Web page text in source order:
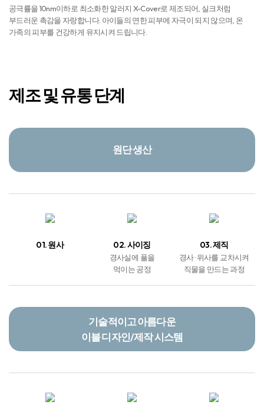
공극률을 10nm이하로 최소화한 알러지 X-Cover로 제조되어, 실크처럼
부드러운 촉감을 자랑합니다. 아이들의 연한 피부에 자극이 되지 않으며, 온
가족의 피부를 건강하게 유지시켜 드립니다.
제조 및 유통 단계
원단 생산
01. 원사 02. 사이징
경사실에 풀을
먹이는 공정
03. 제직
경사 · 위사를 교차시켜
직물을 만드는 과정
기술적이고 아름다운
이불 디자인/제작 시스템